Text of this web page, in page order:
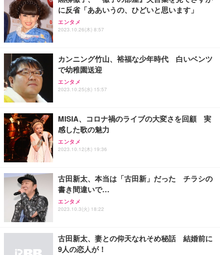
に反省「ああいうの、ひどいと思います」
エンタメ
2023.10.26(木) 8:57
カンニング竹山、裕福な少年時代 白いベンツ
で幼稚園送迎
エンタメ
2023.10.25(水) 15:57
MISIA、コロナ禍のライブの大変さを回顧 実
感した歌の魅力
エンタメ
2023.10.12(木) 19:36
古田新太、本当は「古田新」だった チラシの
書き間違いで…
エンタメ
2023.10.3(火) 18:22
古田新太、妻との仰天なれそめ秘話 結婚前に
9人の恋人が！